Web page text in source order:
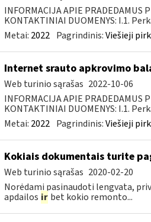
INFORMACIJA APIE PRADEDAMUS
KONTAKTINIAI DUOMENYS: I.1.
Metai: 2022 Pagrindinis:Viešieji
Internet srauto apkrovimo
Web turinio sąrašas 2022-10-06
INFORMACIJA APIE PRADEDAMUS
KONTAKTINIAI DUOMENYS: I.1.
Metai: 2022 Pagrindinis:Viešieji
Kokiais dokumentais turite
Web turinio sąrašas 2020-02-20
Norėdami pasinaudoti lengvata,
apdailos ir bet kokio remonto...